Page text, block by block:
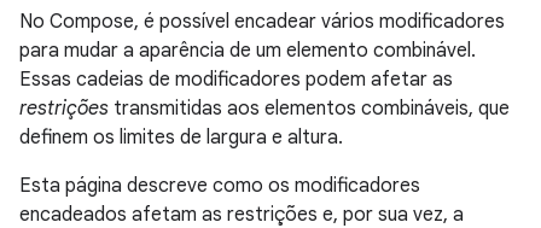
No Compose, é possível encadear vários modificadores
para mudar a aparência de um elemento combinável.
Essas cadeias de modificadores podem afetar as
restrições transmitidas aos elementos combináveis, que
definem os limites de largura e altura.
Esta página descreve como os modificadores
encadeados afetam as restrições e, por sua vez, a